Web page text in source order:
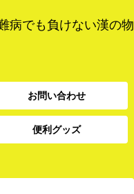
病でも負けない漢の物
お問い合わせ
便利グッズ